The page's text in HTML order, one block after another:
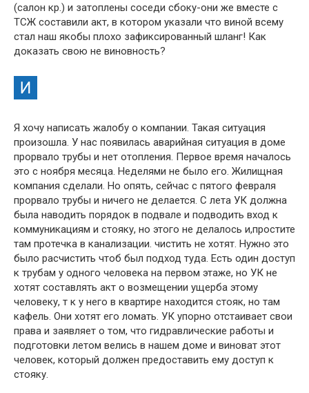
(салон кр.) и затоплены соседи сбоку-они же вместе с
ТСЖ составили акт, в котором указали что виной всему
стал наш якобы плохо зафиксированный шланг! Как
доказать свою не виновность?
Я хочу написать жалобу о компании. Такая ситуация
произошла. У нас появилась аварийная ситуация в доме
прорвало трубы и нет отопления. Первое время началось
это с ноября месяца. Неделями не было его. Жилищная
компания сделали. Но опять, сейчас с пятого февраля
прорвало трубы и ничего не делается. С лета УК должна
была наводить порядок в подвале и подводить вход к
коммуникациям и стояку, но этого не делалось и,простите
там протечка в канализации. чистить не хотят. Нужно это
было расчистить чтоб был подход туда. Есть один доступ
к трубам у одного человека на первом этаже, но УК не
хотят составлять акт о возмещении ущерба этому
человеку, т к у него в квартире находится стояк, но там
кафель. Они хотят его ломать. УК упорно отстаивает свои
права и заявляет о том, что гидравлические работы и
подготовки летом велись в нашем доме и виноват этот
человек, который должен предоставить ему доступ к
стояку.